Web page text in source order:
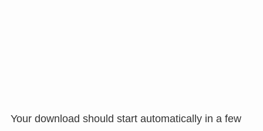
Your download should start automatically in a few